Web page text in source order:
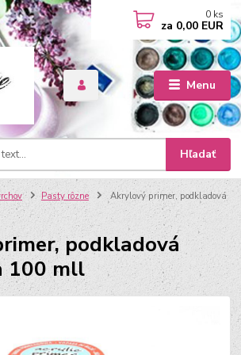
Menu
Hľadať
0 ks
za 0,00 EUR
Pasty rôzne
Akrylový primer, podkladová
podkladová
100 mll